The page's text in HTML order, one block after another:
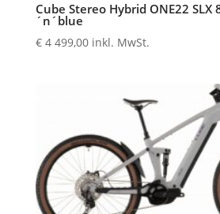
Cube Stereo Hybrid ONE22 SLX
´n´blue
€4 499,00 inkl. MwSt.